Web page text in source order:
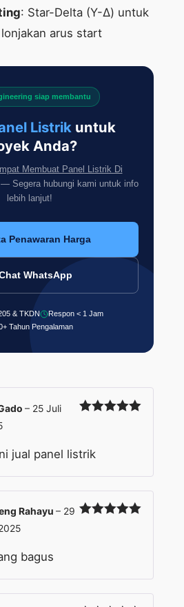
: Star-Delta (Y-Δ) untuk
arus start
siap membantu
Listrikuntuk
Anda?
Membuat Panel Listrik Di
Segera hubungi kami untuk info
lebih lanjut!
Penawaran Harga
WhatsApp
& TKDN
Respon < 1 Jam
Tahun Pengalaman
– 25 Juli
jual panel listrik
Rahayu – 29
bagus